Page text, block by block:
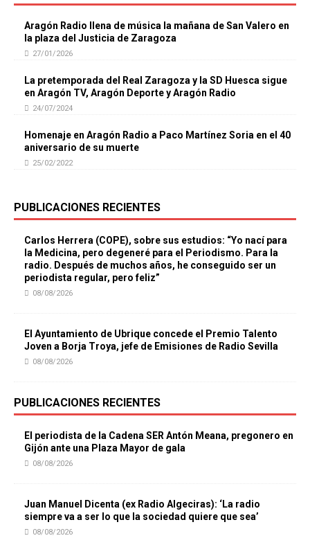
Aragón Radio llena de música la mañana de San Valero en
la plaza del Justicia de Zaragoza
27/01/2026
La pretemporada del Real Zaragoza y la SD Huesca sigue
en Aragón TV, Aragón Deporte y Aragón Radio
24/07/2024
Homenaje en Aragón Radio a Paco Martínez Soria en el 40
aniversario de su muerte
25/02/2022
PUBLICACIONES RECIENTES
Carlos Herrera (COPE), sobre sus estudios: “Yo nací para
la Medicina, pero degeneré para el Periodismo. Para la
radio. Después de muchos años, he conseguido ser un
periodista regular, pero feliz”
08/08/2026
El Ayuntamiento de Ubrique concede el Premio Talento
Joven a Borja Troya, jefe de Emisiones de Radio Sevilla
08/08/2026
PUBLICACIONES RECIENTES
El periodista de la Cadena SER Antón Meana, pregonero en
Gijón ante una Plaza Mayor de gala
08/08/2026
Juan Manuel Dicenta (ex Radio Algeciras): ‘La radio
siempre va a ser lo que la sociedad quiere que sea’
08/08/2026